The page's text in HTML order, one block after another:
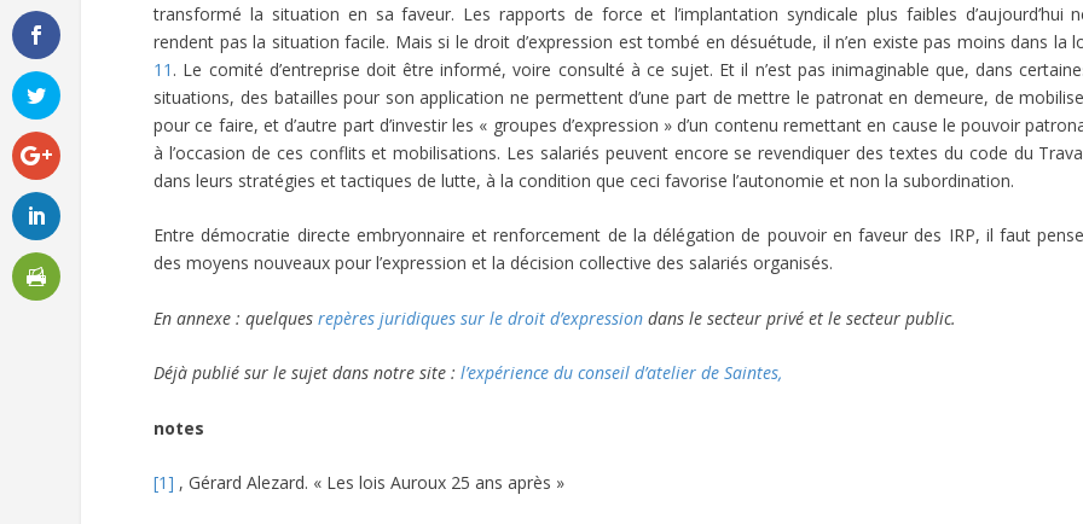
transformé la situation en sa faveur. Les rapports de force et l’implantation syndicale plus faibles d’aujourd’hui
rendent pas la situation facile. Mais si le droit d’expression est tombé en désuétude, il n’en existe pas moins dans la
11 . Le comité d’entreprise doit être informé, voire consulté à ce sujet. Et il n’est pas inimaginable que, dans
situations, des batailles pour son application ne permettent d’une part de mettre le patronat en demeure, de
pour ce faire, et d’autre part d’investir les « groupes d’expression » d’un contenu remettant en cause le pouvoir
à l’occasion de ces conflits et mobilisations. Les salariés peuvent encore se revendiquer des textes du code du
dans leurs stratégies et tactiques de lutte, à la condition que ceci favorise l’autonomie et non la subordination.
Entre démocratie directe embryonnaire et renforcement de la délégation de pouvoir en faveur des IRP, il faut
des moyens nouveaux pour l’expression et la décision collective des salariés organisés.
En annexe : quelquesrepères juridiques sur le droit d’expressiondans le secteur privé et le secteur public.
Déjà publié sur le sujet dans notre site :l’expérience du conseil d’atelier de Saintes,
notes
[1] , Gérard Alezard. « Les lois Auroux 25 ans après »